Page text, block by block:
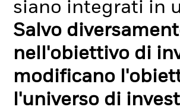
siano integrati in
Salvo
nell'obiettivo di
modificano
l'universo di